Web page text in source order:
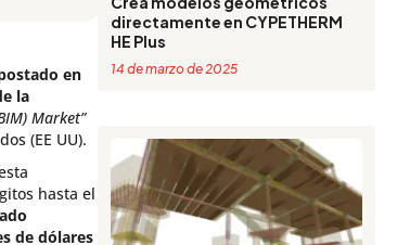
en
la
Market”
(EE UU).
hasta el
de dólares
directamente en CYPETHERM
HE Plus
14 de marzo de 2025